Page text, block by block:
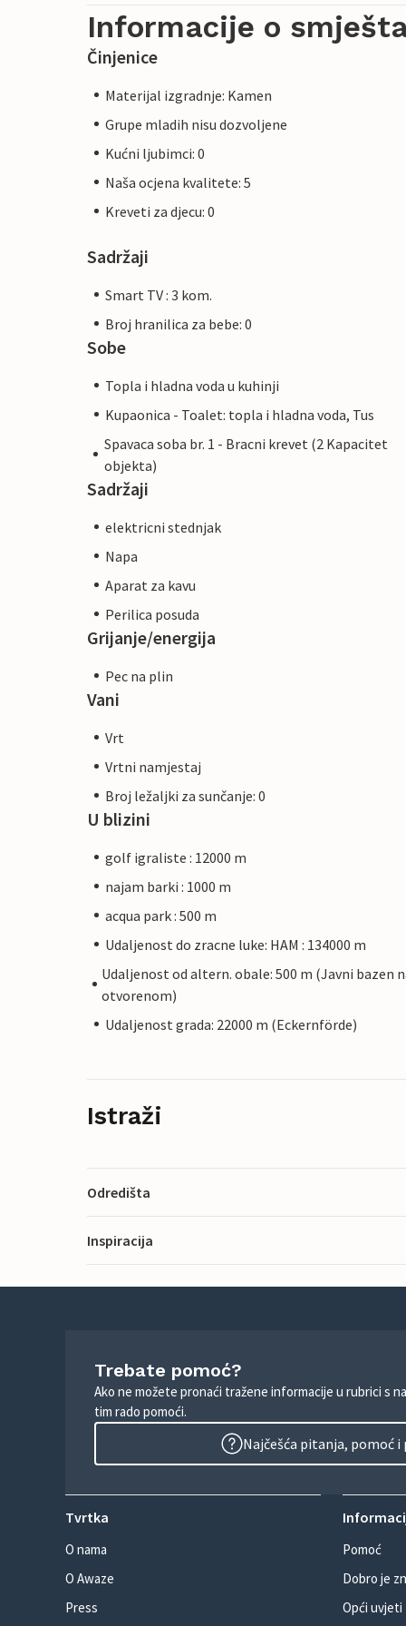
Informacije o
Činjenice
Materijal izgradnje: Kamen
Grupe mladih nisu dozvoljene
Kućni ljubimci: 0
Naša ocjena kvalitete: 5
Kreveti za djecu: 0
Sadržaji
Smart TV : 3 kom.
Broj hranilica za bebe: 0
Sobe
Topla i hladna voda u kuhinji
Kupaonica - Toalet: topla i hladna voda, Tus
Spavaca soba br. 1 - Bracni krevet (2 Kapacitet
objekta)
Sadržaji
elektricni stednjak
Napa
Aparat za kavu
Perilica posuda
Grijanje/energija
Pec na plin
Vani
Vrt
Vrtni namjestaj
Broj ležaljki za sunčanje: 0
U blizini
golf igraliste : 12000 m
najam barki : 1000 m
acqua park : 500 m
Udaljenost do zracne luke: HAM : 134000 m
Udaljenost od altern. obale: 500 m (Javni bazen
otvorenom)
Udaljenost grada: 22000 m (Eckernförde)
Istraži
Odredišta
Inspiracija
Trebate pomoć?
Ako ne možete pronaći tražene informacije u rubrici s
tim rado pomoći.
Najčešća pitanja, pomoć i
Tvrtka
O nama
O Awaze
Press
Pomoć
Dobro je
Opći uvjeti